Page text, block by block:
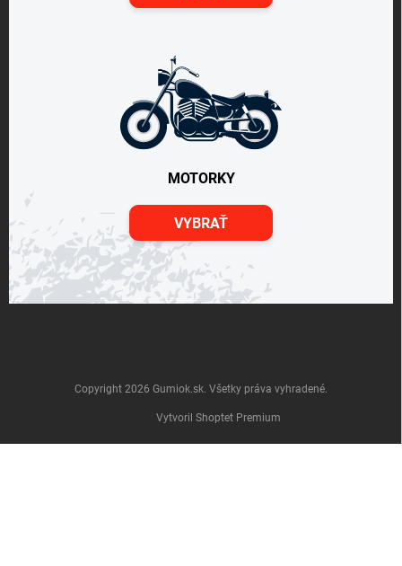
MOTORKY
VYBRAŤ
Vytvoril Shoptet Premium
Copyright 2026 Gumiok.sk. Všetky práva vyhradené.